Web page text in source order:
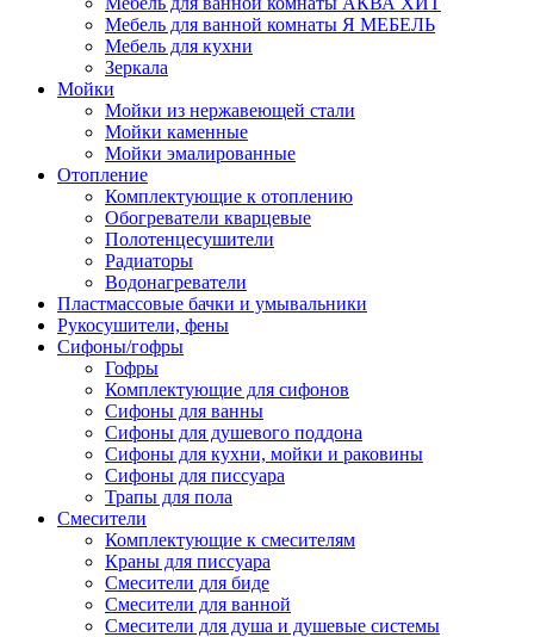
Мебель для ванной комнаты Я МЕБЕЛЬ
Мебель для кухни
Зеркала
Мойки
Мойки из нержавеющей стали
Мойки каменные
Мойки эмалированные
Отопление
Комплектующие к отоплению
Обогреватели кварцевые
Полотенцесушители
Радиаторы
Водонагреватели
Пластмассовые бачки и умывальники
Рукосушители, фены
Сифоны/гофры
Гофры
Комплектующие для сифонов
Сифоны для ванны
Сифоны для душевого поддона
Сифоны для кухни, мойки и раковины
Сифоны для писсуара
Трапы для пола
Смесители
Комплектующие к смесителям
Краны для писсуара
Смесители для биде
Смесители для ванной
Смесители для душа и душевые системы